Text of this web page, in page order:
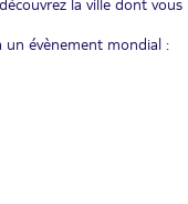
la ville dont vous
un évènement mondial :